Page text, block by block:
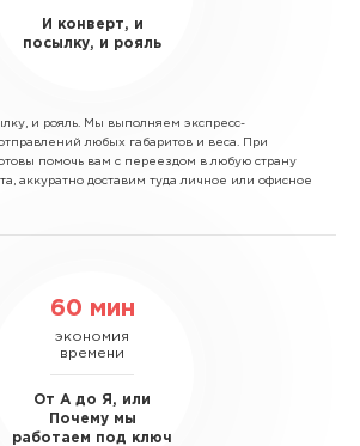
И конверт, и
посылку, и рояль
и рояль. Мы выполняем экспресс-
любых габаритов и веса. При
помочь вам с переездом в любую страну
аккуратно доставим туда личное или офисное
60 мин
экономия
времени
От А до Я, или
Почему мы
работаем под ключ